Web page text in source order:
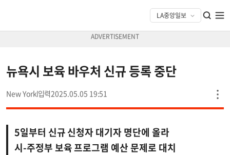
뉴욕시 보육 바우처 신규 등록 중단
New York 2025.05.05 19:51
5일부터 신규 신청자 대기자 명단에 올라
시-주정부 보육 프로그램 예산 문제로 대치